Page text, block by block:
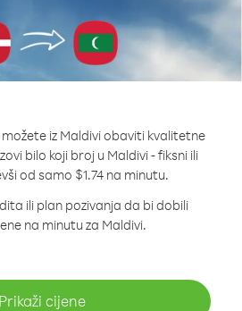
iz Maldivi obaviti kvalitetne
bilo koji broj u Maldivi - fiksni ili
od samo $1.74 na minutu.
ili plan pozivanja da bi dobili
na minutu za Maldivi.
Prikaži cijene